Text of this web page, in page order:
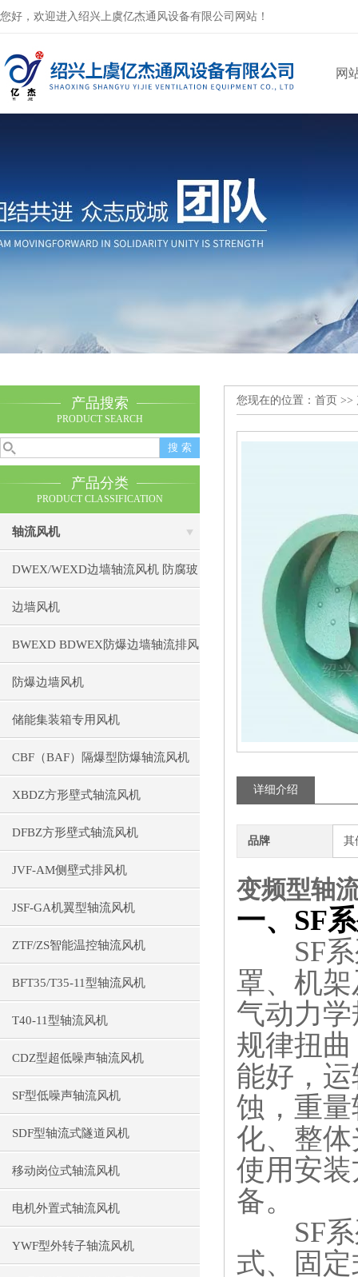
您好，欢迎进入绍兴上虞亿杰通风设备有限公司网站！
网
产品搜索
PRODUCT SEARCH
产品分类
PRODUCT CLASSIFICATION
轴流风机
DWEX/WEXD边墙轴流风机 防腐玻
璃钢防爆不锈钢排风机
边墙风机
BWEXD BDWEX防爆边墙轴流排风
机 防爆边墙风机
防爆边墙风机
储能集装箱专用风机
CBF（BAF）隔爆型防爆轴流风机
XBDZ方形壁式轴流风机
DFBZ方形壁式轴流风机
JVF-AM侧壁式排风机
JSF-GA机翼型轴流风机
ZTF/ZS智能温控轴流风机
BFT35/T35-11型轴流风机
T40-11型轴流风机
CDZ型超低噪声轴流风机
SF型低噪声轴流风机
SDF型轴流式隧道风机
移动岗位式轴流风机
电机外置式轴流风机
YWF型外转子轴流风机
您现在的位置： 首页 >>
详细介绍
品牌 其
变频型轴
一、SF
SF系
罩、机
气动力
规律扭
能好，
蚀，重
化、整
使用安
备。
SF系
式、固